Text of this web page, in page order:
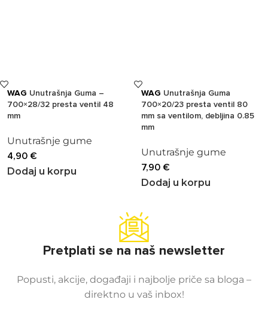
WAG Unutrašnja Guma –
700×28/32 presta ventil 48
mm
Unutrašnje gume
4,90 €
Dodaj u korpu
WAG Unutrašnja Guma
700×20/23 presta ventil 80
mm sa ventilom, debljina 0.85
mm
Unutrašnje gume
7,90 €
Dodaj u korpu
Pretplati se na naš newsletter
Popusti, akcije, događaji i najbolje priče sa bloga –
direktno u vaš inbox!